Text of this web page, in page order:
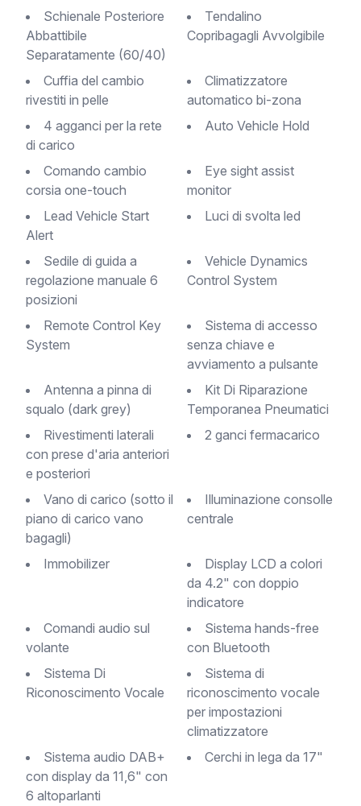
Schienale Posteriore
Abbattibile
Separatamente (60/40)
Tendalino
Copribagagli Avvolgibile
Cuffia del cambio
rivestiti in pelle
Climatizzatore
automatico bi-zona
4 agganci per la rete
di carico
Auto Vehicle Hold
Comando cambio
corsia one-touch
Eye sight assist
monitor
Lead Vehicle Start
Alert
Luci di svolta led
Sedile di guida a
regolazione manuale 6
posizioni
Vehicle Dynamics
Control System
Remote Control Key
System
Sistema di accesso
senza chiave e
avviamento a pulsante
Antenna a pinna di
squalo (dark grey)
Kit Di Riparazione
Temporanea Pneumatici
Rivestimenti laterali
con prese d'aria anteriori
e posteriori
2 ganci fermacarico
Vano di carico (sotto il
piano di carico vano
bagagli)
Illuminazione consolle
centrale
Immobilizer
Display LCD a colori
da 4.2" con doppio
indicatore
Comandi audio sul
volante
Sistema hands-free
con Bluetooth
Sistema Di
Riconoscimento Vocale
Sistema di
riconoscimento vocale
per impostazioni
climatizzatore
Sistema audio DAB+
con display da 11,6" con
6 altoparlanti
Cerchi in lega da 17"